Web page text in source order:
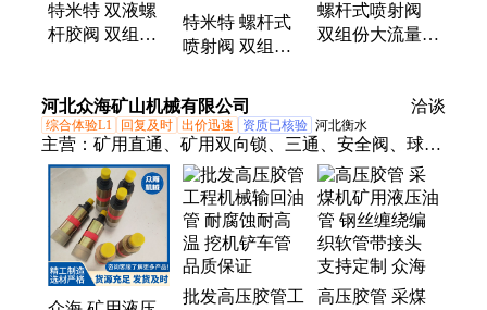
特米特 双液螺
杆胶阀 双组份
力强
特米特 螺杆式
喷射阀 双组份
简单安全 控制
力强
螺杆式喷射阀
双组份大流量螺
河北众海矿山机械有限公司 洽谈
综合体验L1 回复及时 出价迅速 资质已核验 河北衡水
主营： 矿用直通、矿用双向锁、三通、安全阀、球形
截止阀、中间接头、堵头、螺纹接头、接头座、弯
头、焊接半通、F型三通、Y型三通、T型三通、四
通、活母弯头、弯通
批发高压胶管工
高压胶管 采煤